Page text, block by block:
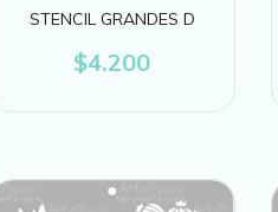
STENCIL GRANDES D
$4.200